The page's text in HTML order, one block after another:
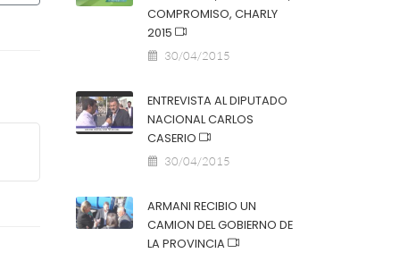
COMPROMISO, CHARLY
2015
30/04/2015
ENTREVISTA AL DIPUTADO
NACIONAL CARLOS
CASERIO
30/04/2015
ARMANI RECIBIO UN
CAMION DEL GOBIERNO DE
LA PROVINCIA